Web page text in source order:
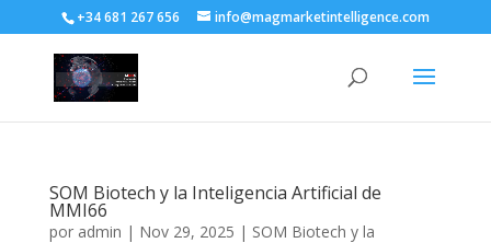
+34 681 267 656 info@magmarketintelligence.com
SOM Biotech y la Inteligencia Artificial de
MMI66
por admin | Nov 29, 2025 | SOM Biotech y la